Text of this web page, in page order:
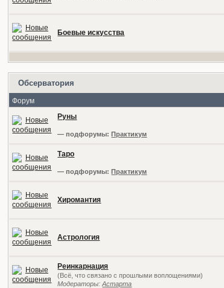
Боевые искусства
Обсерватория
Форум
Руны
— подфорумы: Практикум
Таро
— подфорумы: Практикум
Хиромантия
Астрология
Реинкарнация
(Всё, что связано с прошлыми воплощениями)
Модераторы:Астарта